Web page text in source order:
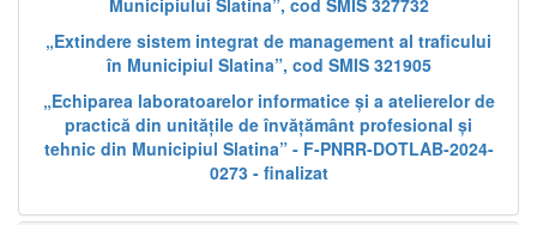
Municipiului Slatina”, cod SMIS 327732
„Extindere sistem integrat de management al traficului
în Municipiul Slatina”, cod SMIS 321905
„Echiparea laboratoarelor informatice și a atelierelor de
practică din unitățile de învățământ profesional și
tehnic din Municipiul Slatina” - F-PNRR-DOTLAB-2024-
0273 - finalizat